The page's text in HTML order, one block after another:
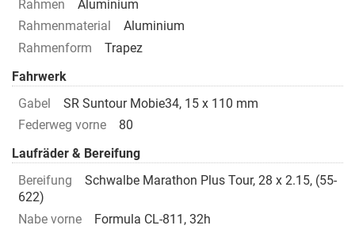
Rahmen
Aluminium
Rahmenmaterial
Aluminium
Rahmenform
Trapez
Fahrwerk
Gabel
SR Suntour Mobie34, 15 x 110 mm
Federweg vorne
80
Laufräder & Bereifung
Bereifung
Schwalbe Marathon Plus Tour, 28 x 2.15, (55-
622)
Nabe vorne
Formula CL-811, 32h